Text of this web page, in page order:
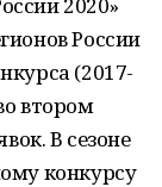
России
(2017-
втором
В сезоне
конкурсу